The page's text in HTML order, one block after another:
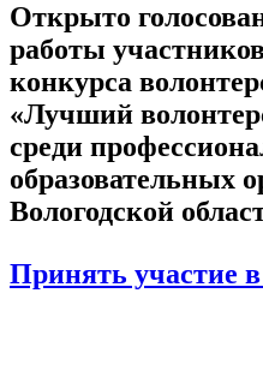
Открыто
работы
конкурса
«Лучший
среди
образовательных
Вологодской
Принять участие